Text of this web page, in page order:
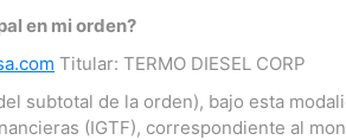
en mi orden?
Titular: TERMO DIESEL CORP
subtotal de la orden), bajo esta
(IGTF), correspondiente al